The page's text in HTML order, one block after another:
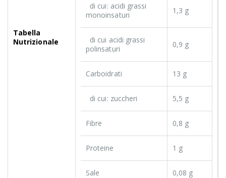
Tabella
Nutrizionale
di cui: acidi grassi
monoinsaturi
1,3 g
di cui acidi grassi
polinsaturi
0,9 g
Carboidrati 13 g
di cui: zuccheri 5,5 g
Fibre 0,8 g
Proteine 1 g
Sale 0,08 g